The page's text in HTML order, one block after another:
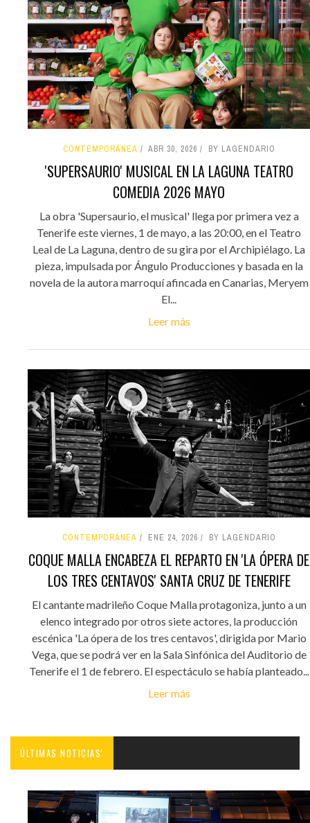
CONTEMPORÁNEA ABR 30, 2026 BY LAGENDARIO
'SUPERSAURIO' MUSICAL EN LA LAGUNA TEATRO
COMEDIA 2026 MAYO
La obra 'Supersaurio, el musical' llega por primera vez a
Tenerife este viernes, 1 de mayo, a las 20:00, en el Teatro
Leal de La Laguna, dentro de su gira por el Archipiélago. La
pieza, impulsada por Ángulo Producciones y basada en la
novela de la autora marroquí afincada en Canarias, Meryem
El...
Leer más
CONTEMPORÁNEA ENE 24, 2026 BY LAGENDARIO
COQUE MALLA ENCABEZA EL REPARTO EN 'LA ÓPERA DE
LOS TRES CENTAVOS' SANTA CRUZ DE TENERIFE
El cantante madrileño Coque Malla protagoniza, junto a un
elenco integrado por otros siete actores, la producción
escénica 'La ópera de los tres centavos', dirigida por Mario
Vega, que se podrá ver en la Sala Sinfónica del Auditorio de
Tenerife el 1 de febrero. El espectáculo se había planteado...
Leer más
ÚLTIMAS NOTICIAS'